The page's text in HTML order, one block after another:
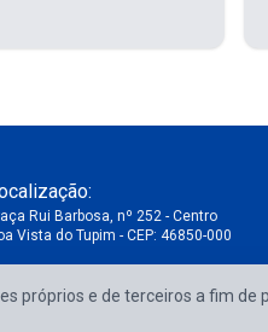
Rui Barbosa, nº 252 - Centro
Vista do Tupim - CEP: 46850-000
0001-25
próprios e de terceiros a fim